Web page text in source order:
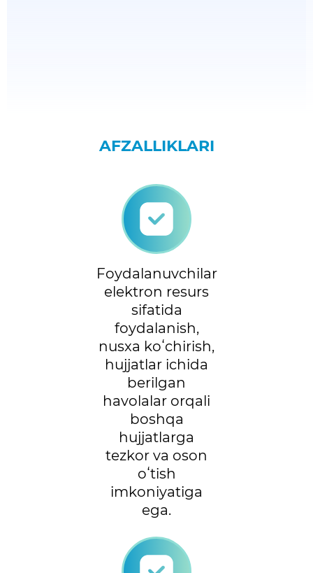
AFZALLIKLARI
Foydalanuvchilar
elektron resurs
sifatida
foydalanish,
nusxa koʻchirish,
hujjatlar ichida
berilgan
havolalar orqali
boshqa
hujjatlarga
tezkor va oson
oʻtish
imkoniyatiga
ega.